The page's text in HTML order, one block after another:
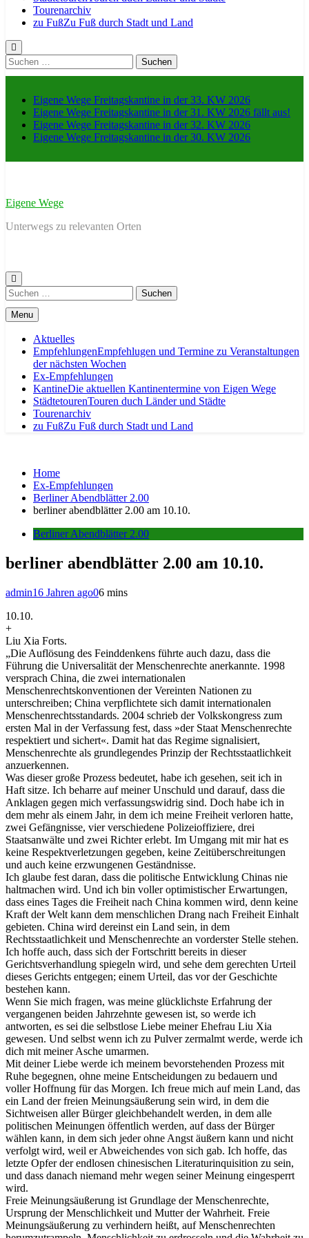
Tourenarchiv
zu FußZu Fuß durch Stadt und Land
Suche
nach:
Eigene Wege Freitagskantine in der 33. KW 2026
Eigene Wege Freitagskantine in der 31. KW 2026 fällt aus!
Eigene Wege Freitagskantine in der 32. KW 2026
Eigene Wege Freitagskantine in der 30. KW 2026
Eigene Wege
Unterwegs zu relevanten Orten
Suche
nach:
Menu
Aktuelles
EmpfehlungenEmpfehlugen und Termine zu Veranstaltungen
der nächsten Wochen
Ex-Empfehlungen
KantineDie aktuellen Kantinentermine von Eigen Wege
StädtetourenTouren duch Länder und Städte
Tourenarchiv
zu FußZu Fuß durch Stadt und Land
Home
Ex-Empfehlungen
Berliner Abendblätter 2.00
berliner abendblätter 2.00 am 10.10.
Berliner Abendblätter 2.00
berliner abendblätter 2.00 am 10.10.
admin16 Jahren ago06 mins
10.10.
+
Liu Xia Forts.
„Die Auflösung des Feinddenkens führte auch dazu, dass die
Führung die Universalität der Menschenrechte anerkannte. 1998
versprach China, die zwei internationalen
Menschenrechtskonventionen der Vereinten Nationen zu
unterschreiben; China verpflichtete sich damit internationalen
Menschenrechtsstandards. 2004 schrieb der Volkskongress zum
ersten Mal in der Verfassung fest, dass »der Staat Menschenrechte
respektiert und sichert«. Damit hat das Regime signalisiert,
Menschenrechte als grundlegendes Prinzip der Rechtsstaatlichkeit
anzuerkennen.
Was dieser große Prozess bedeutet, habe ich gesehen, seit ich in
Haft sitze. Ich beharre auf meiner Unschuld und darauf, dass die
Anklagen gegen mich verfassungswidrig sind. Doch habe ich in
dem mehr als einem Jahr, in dem ich meine Freiheit verloren hatte,
zwei Gefängnisse, vier verschiedene Polizeioffiziere, drei
Staatsanwälte und zwei Richter erlebt. Im Umgang mit mir hat es
keine Respektverletzungen gegeben, keine Zeitüberschreitungen
und auch keine erzwungenen Geständnisse.
Ich glaube fest daran, dass die politische Entwicklung Chinas nie
haltmachen wird. Und ich bin voller optimistischer Erwartungen,
dass eines Tages die Freiheit nach China kommen wird, denn keine
Kraft der Welt kann dem menschlichen Drang nach Freiheit Einhalt
gebieten. China wird dereinst ein Land sein, in dem
Rechtsstaatlichkeit und Menschenrechte an vorderster Stelle stehen.
Ich hoffe auch, dass sich der Fortschritt bereits in dieser
Gerichtsverhandlung spiegeln wird, und sehe dem gerechten Urteil
dieses Gerichts entgegen; einem Urteil, das vor der Geschichte
bestehen kann.
Wenn Sie mich fragen, was meine glücklichste Erfahrung der
vergangenen beiden Jahrzehnte gewesen ist, so werde ich
antworten, es sei die selbstlose Liebe meiner Ehefrau Liu Xia
gewesen. Und selbst wenn ich zu Pulver zermalmt werde, werde ich
dich mit meiner Asche umarmen.
Mit deiner Liebe werde ich meinem bevorstehenden Prozess mit
Ruhe begegnen, ohne meine Entscheidungen zu bedauern und
voller Hoffnung für das Morgen. Ich freue mich auf mein Land, das
ein Land der freien Meinungsäußerung sein wird, in dem die
Sichtweisen aller Bürger gleichbehandelt werden, in dem alle
politischen Meinungen öffentlich werden, auf dass der Bürger
wählen kann, in dem sich jeder ohne Angst äußern kann und nicht
verfolgt wird, weil er Abweichendes von sich gab. Ich hoffe, das
letzte Opfer der endlosen chinesischen Literaturinquisition zu sein,
und dass danach niemand mehr wegen seiner Meinung eingesperrt
wird.
Freie Meinungsäußerung ist Grundlage der Menschenrechte,
Ursprung der Menschlichkeit und Mutter der Wahrheit. Freie
Meinungsäußerung zu verhindern heißt, auf Menschenrechten